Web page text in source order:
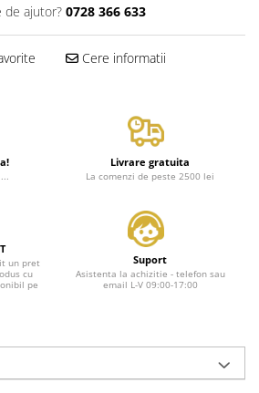
de ajutor? 0728 366 633
Cere informatii
Livrare gratuita
La comenzi de peste 2500 lei
un pret
cu
pe
Suport
Asistenta la achizitie - telefon sau
email L-V 09:00-17:00